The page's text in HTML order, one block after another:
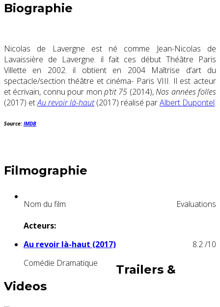
Biographie
Nicolas de Lavergne est né comme Jean-Nicolas de
Lavaissière de Lavergne. il fait ces début Théâtre Paris
Villette en 2002. il obtient en 2004 Maîtrise d’art du
spectacle/section théâtre et cinéma- Paris VIII. Il est acteur
et écrivain, connu pour mon p’tit 75 (2014),Nos années folles
(2017) etAu revoir là-haut(2017) réalisé parAlbert Dupontel.
Source: IMDB
Filmographie
Nom du film
Evaluations
Acteurs:
Au revoir là-haut (2017)
Comédie Dramatique
8.2/10
Trailers &
Videos